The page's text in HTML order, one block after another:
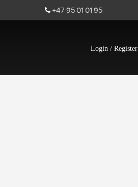
+47 95 01 01 95
Login / Register